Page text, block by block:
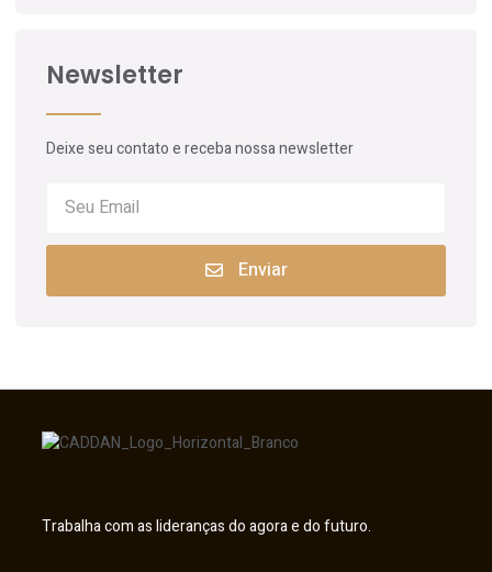
Newsletter
Deixe seu contato e receba nossa newsletter
Enviar
Trabalha com as lideranças do agora e do futuro.